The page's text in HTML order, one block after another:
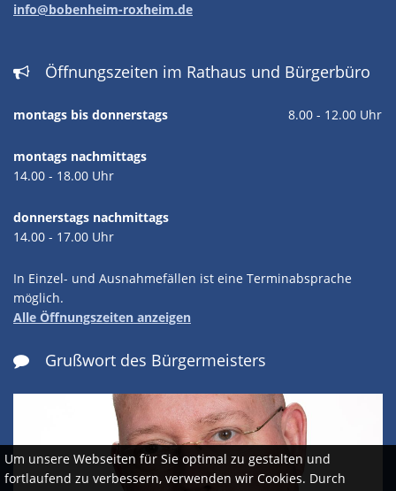
info@bobenheim-roxheim.de
 Öffnungszeiten im Rathaus und Bürgerbüro
montags bis donnerstags 8.00 - 12.00 Uhr
montags nachmittags
14.00 - 18.00 Uhr
donnerstags nachmittags
14.00 - 17.00 Uhr
In Einzel- und Ausnahmefällen ist eine Terminabsprache
möglich.
Alle Öffnungszeiten anzeigen
 Grußwort des Bürgermeisters
Um unsere Webseiten für Sie optimal zu gestalten und
fortlaufend zu verbessern, verwenden wir Cookies. Durch